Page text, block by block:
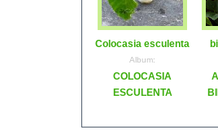
Colocasia esculenta
Album:
COLOCASIA
ESCULENTA